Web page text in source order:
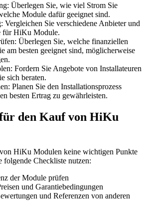
Überlegen Sie, wie viel Strom Sie
Module dafür geeignet sind.
Vergleichen Sie verschiedene Anbieter und
für HiKu Module.
Überlegen Sie, welche finanziellen
am besten geeignet sind, möglicherweise
Fordern Sie Angebote von Installateuren
sich beraten.
Planen Sie den Installationsprozess
besten Ertrag zu gewährleisten.
den Kauf von HiKu
HiKu Modulen keine wichtigen Punkte
folgende Checkliste nutzen:
der Module prüfen
und Garantiebedingungen
und Referenzen von anderen